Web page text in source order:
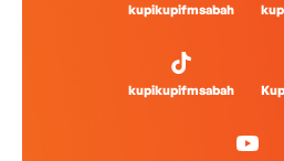
kupikupifmsabah
kupikupifmsabah